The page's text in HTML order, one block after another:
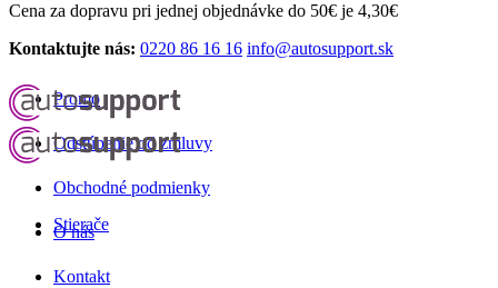
Cena za dopravu pri jednej objednávke do 50€ je 4,30€
Kontaktujte nás: 0220 86 16 16 info@autosupport.sk
Promo
Odstúpenie od zmluvy
Obchodné podmienky
O nás
Kontakt
Stierače